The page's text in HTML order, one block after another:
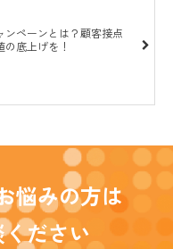
ンペーンとは？顧客接点
底上げを！
悩みの方は
ださい